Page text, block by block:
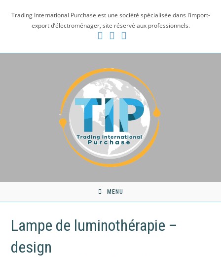
Trading International Purchase est une société spécialisée dans l’import-
export d’électroménager, site réservé aux professionnels.
MENU
Lampe de luminothérapie –
design